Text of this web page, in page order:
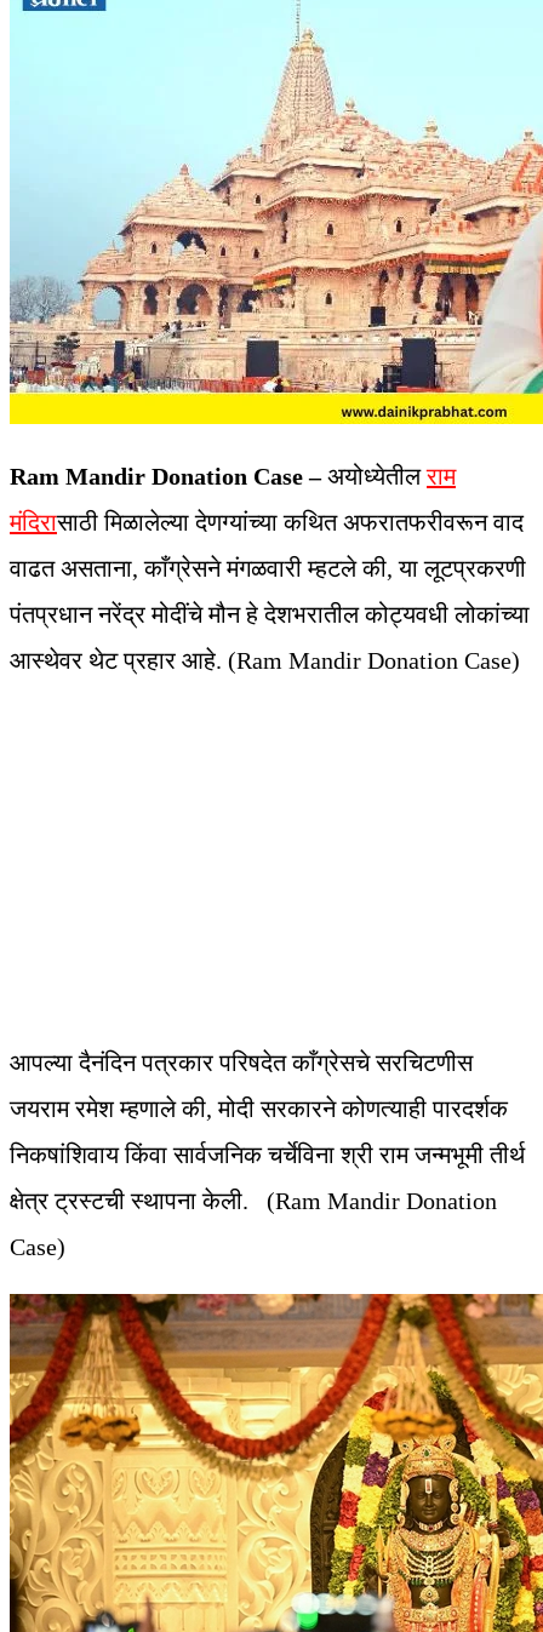
Ram Mandir Donation Case –अयोध्येतीलराम
मंदिरासाठी मिळालेल्या देणग्यांच्या कथित अफरातफरीवरून वाद
वाढत असताना, काँग्रेसने मंगळवारी म्हटले की, या लूटप्रकरणी
पंतप्रधान नरेंद्र मोदींचे मौन हे देशभरातील कोट्यवधी लोकांच्या
आस्थेवर थेट प्रहार आहे. (Ram Mandir Donation Case)
आपल्या दैनंदिन पत्रकार परिषदेत काँग्रेसचे सरचिटणीस
जयराम रमेश म्हणाले की, मोदी सरकारने कोणत्याही पारदर्शक
निकषांशिवाय किंवा सार्वजनिक चर्चेविना श्री राम जन्मभूमी तीर्थ
क्षेत्र ट्रस्टची स्थापना केली. (Ram Mandir Donation
Case)